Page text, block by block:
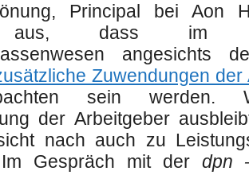
Principal bei Aon
aus, dass im
angesichts
Zuwendungen der
sein werden.
der Arbeitgeber
nach auch zu
Im Gespräch mit derdpn